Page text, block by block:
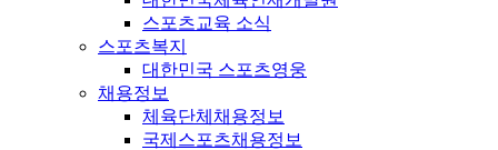
스포츠교육 소식
스포츠복지
대한민국 스포츠영웅
채용정보
체육단체채용정보
국제스포츠채용정보